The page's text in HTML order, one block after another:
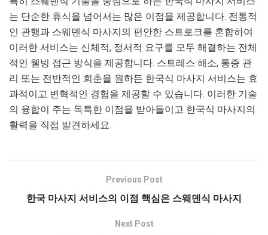
는 단순한 휴식을 넘어서는 많은 이점을 제공합니다. 전통적
인 관행과 스웨덴식 마사지의 편안한 스트로크를 혼합하여
이러한 서비스는 신체적, 정서적 요구를 모두 해결하는 전체
적인 웰빙 접근 방식을 제공합니다. 스트레스 해소, 통증 관
리 또는 전반적인 회춘을 원하든 한국식 마사지 서비스는 효
과적이고 변혁적인 경험을 제공할 수 있습니다. 이러한 기술
의 융합이 주는 독특한 이점을 받아들이고 한국식 마사지의
활력을 직접 발견하세요.
Previous Post
한국 마사지 서비스의 이점 핵심은 스웨덴식 마사지
Next Post